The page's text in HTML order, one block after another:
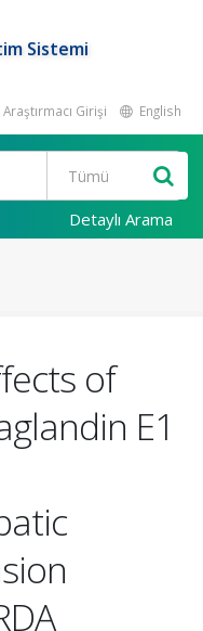
Sistemi
Araştırmacı Girişi English
Detaylı Arama
of
E1